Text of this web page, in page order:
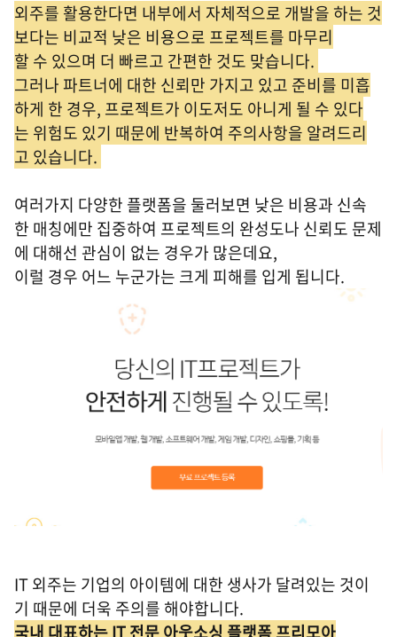
외주를 활용한다면 내부에서 자체적으로 개발을 하는 것
보다는 비교적 낮은 비용으로 프로젝트를 마무리
할 수 있으며 더 빠르고 간편한 것도 맞습니다.
그러나 파트너에 대한 신뢰만 가지고 있고 준비를 미흡
하게 한 경우, 프로젝트가 이도저도 아니게 될 수 있다
는 위험도 있기 때문에 반복하여 주의사항을 알려드리
고 있습니다.
여러가지 다양한 플랫폼을 둘러보면 낮은 비용과 신속
한 매칭에만 집중하여 프로젝트의 완성도나 신뢰도 문제
에 대해선 관심이 없는 경우가 많은데요,
이럴 경우 어느 누군가는 크게 피해를 입게 됩니다.
IT 외주는 기업의 아이템에 대한 생사가 달려있는 것이
기 때문에 더욱 주의를 해야합니다.
국내 대표하는 IT 전문 아웃소싱 플랫폼 프리모아